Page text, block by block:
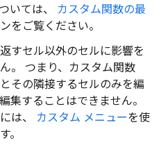
いては、
カスタム関数の最
をご覧ください。
すセル以外のセルに影響を
。 つまり、カスタム関数
その隣接するセルのみを編
集することはできません。
は、
カスタム メニューを使
。